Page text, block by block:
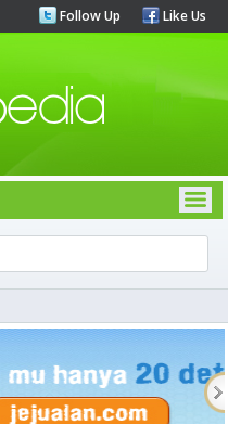
Follow Up Like Us